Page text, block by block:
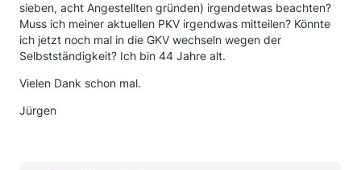
sieben, acht Angestellten gründen) irgendetwas beachten?
Muss ich meiner aktuellen PKV irgendwas mitteilen? Könnte
ich jetzt noch mal in die GKV wechseln wegen der
Selbstständigkeit? Ich bin 44 Jahre alt.
Vielen Dank schon mal.
Jürgen